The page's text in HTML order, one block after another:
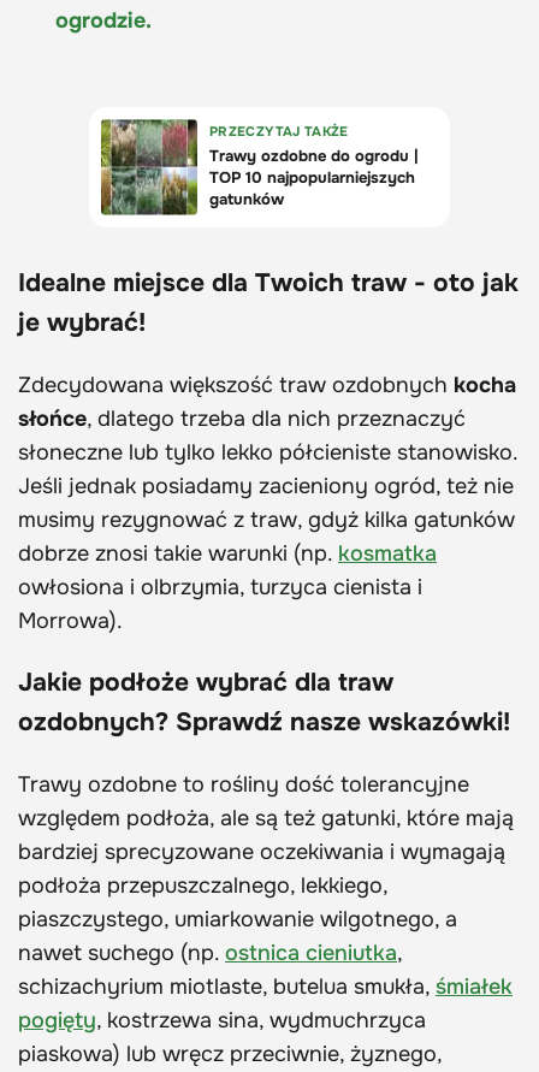
ogrodzie.
Idealne miejsce dla Twoich traw - oto jak
je wybrać!
Zdecydowana większość traw ozdobnych kocha
słońce, dlatego trzeba dla nich przeznaczyć
słoneczne lub tylko lekko półcieniste stanowisko.
Jeśli jednak posiadamy zacieniony ogród, też nie
musimy rezygnować z traw, gdyż kilka gatunków
dobrze znosi takie warunki (np. kosmatka
owłosiona i olbrzymia, turzyca cienista i
Morrowa).
Jakie podłoże wybrać dla traw
ozdobnych? Sprawdź nasze wskazówki!
Trawy ozdobne to rośliny dość tolerancyjne
względem podłoża, ale są też gatunki, które mają
bardziej sprecyzowane oczekiwania i wymagają
podłoża przepuszczalnego, lekkiego,
piaszczystego, umiarkowanie wilgotnego, a
nawet suchego (np. ostnica cieniutka,
schizachyrium miotlaste, butelua smukła, śmiałek
pogięty, kostrzewa sina, wydmuchrzyca
piaskowa) lub wręcz przeciwnie, żyznego,